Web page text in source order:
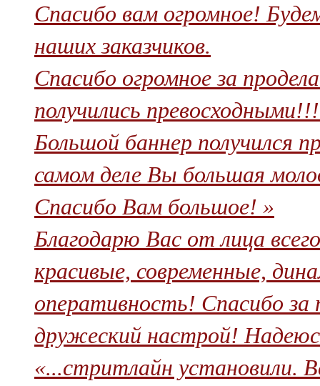
Спасибо вам огромное!
наших заказчиков.
Спасибо огромное за
получились
Большой баннер получился
самом деле Вы большая
Спасибо Вам большое! »
Благодарю Вас от лица
красивые, современные,
оперативность! Спасибо за
дружеский настрой!
«...стритлайн установили.